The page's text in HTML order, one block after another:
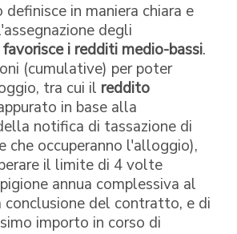
in maniera chiara e
degli
favorisce i redditi medio-bassi.
(cumulative) per poter
tra cui il reddito
in base alla
notifica di tassazione di
che occuperanno l'alloggio),
il limite di 4 volte
annua complessiva al
del contratto, e di
importo in corso di